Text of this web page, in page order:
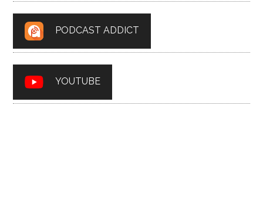
PODCAST ADDICT
YOUTUBE